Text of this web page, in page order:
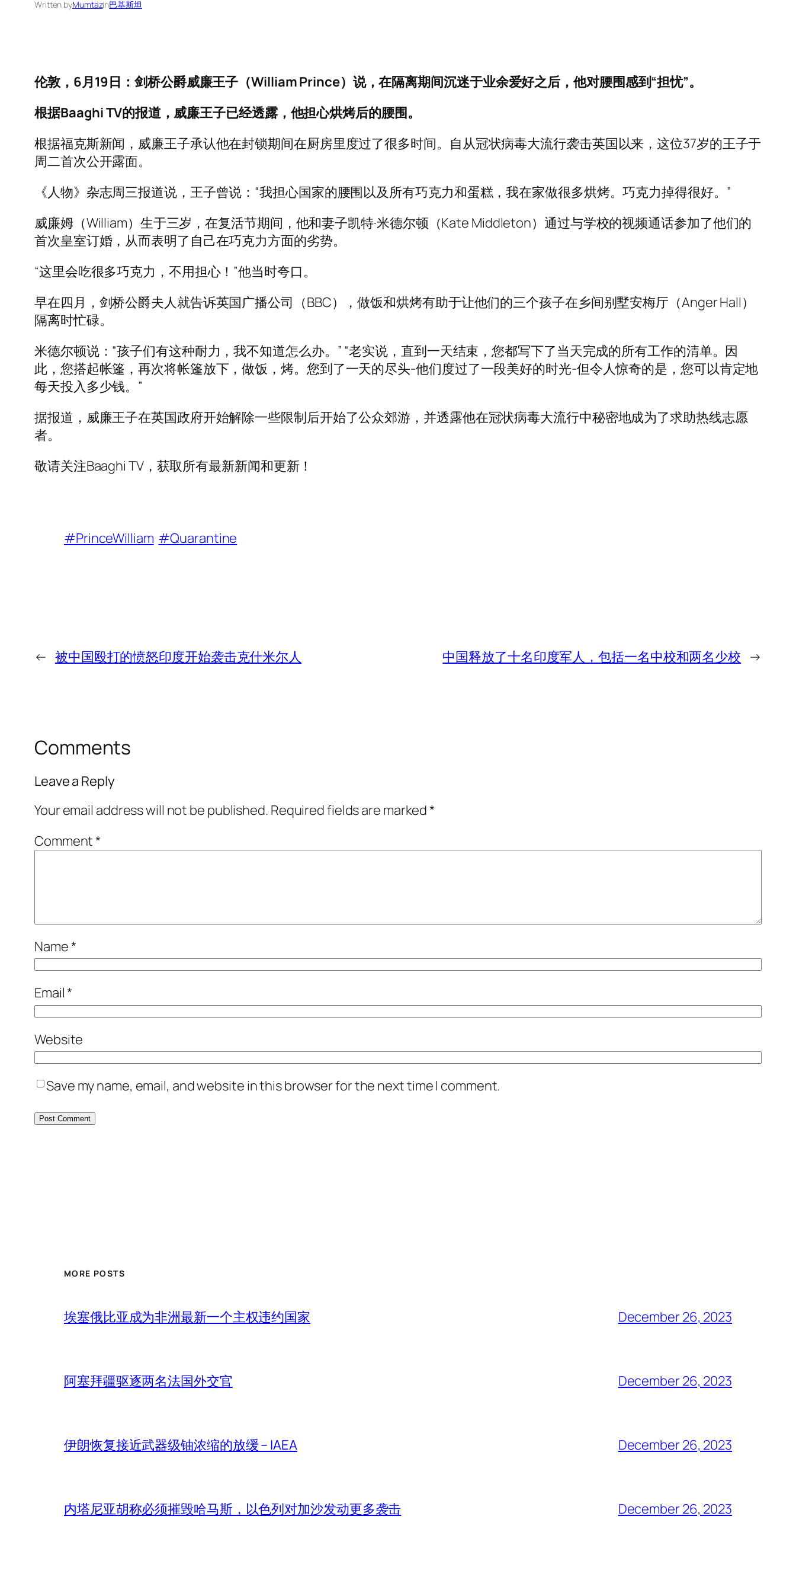
Written byMumtazin巴基斯坦
伦敦，6月19日：剑桥公爵威廉王子（William Prince）说，在隔离期间沉迷于业余爱好之后，他对腰围感到“担忧”。
根据Baaghi TV的报道，威廉王子已经透露，他担心烘烤后的腰围。
根据福克斯新闻，威廉王子承认他在封锁期间在厨房里度过了很多时间。自从冠状病毒大流行袭击英国以来，这位37岁的王子于
周二首次公开露面。
《人物》杂志周三报道说，王子曾说：“我担心国家的腰围以及所有巧克力和蛋糕，我在家做很多烘烤。巧克力掉得很好。”
威廉姆（William）生于三岁，在复活节期间，他和妻子凯特·米德尔顿（Kate Middleton）通过与学校的视频通话参加了他们的
首次皇室订婚，从而表明了自己在巧克力方面的劣势。
“这里会吃很多巧克力，不用担心！”他当时夸口。
早在四月，剑桥公爵夫人就告诉英国广播公司（BBC），做饭和烘烤有助于让他们的三个孩子在乡间别墅安梅厅（Anger Hall）
隔离时忙碌。
米德尔顿说：“孩子们有这种耐力，我不知道怎么办。” “老实说，直到一天结束，您都写下了当天完成的所有工作的清单。因
此，您搭起帐篷，再次将帐篷放下，做饭，烤。您到了一天的尽头-他们度过了一段美好的时光-但令人惊奇的是，您可以肯定地
每天投入多少钱。”
据报道，威廉王子在英国政府开始解除一些限制后开始了公众郊游，并透露他在冠状病毒大流行中秘密地成为了求助热线志愿
者。
敬请关注Baaghi TV，获取所有最新新闻和更新！
#PrinceWilliam #Quarantine
← 被中国殴打的愤怒印度开始袭击克什米尔人 中国释放了十名印度军人，包括一名中校和两名少校 →
Comments
Leave a Reply
Your email address will not be published. Required fields are marked*
Comment*
Name*
Email*
Website
Save my name, email, and website in this browser for the next time I comment.
MORE POSTS
埃塞俄比亚成为非洲最新一个主权违约国家 December 26, 2023
阿塞拜疆驱逐两名法国外交官 December 26, 2023
伊朗恢复接近武器级铀浓缩的放缓 – IAEA December 26, 2023
内塔尼亚胡称必须摧毁哈马斯，以色列对加沙发动更多袭击 December 26, 2023